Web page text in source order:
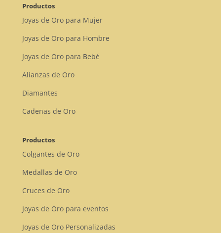
Productos
Joyas de Oro para Mujer
Joyas de Oro para Hombre
Joyas de Oro para Bebé
Alianzas de Oro
Diamantes
Cadenas de Oro
Productos
Colgantes de Oro
Medallas de Oro
Cruces de Oro
Joyas de Oro para eventos
Joyas de Oro Personalizadas